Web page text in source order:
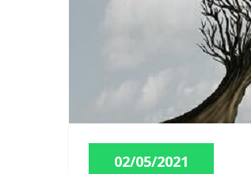
02/05/2021